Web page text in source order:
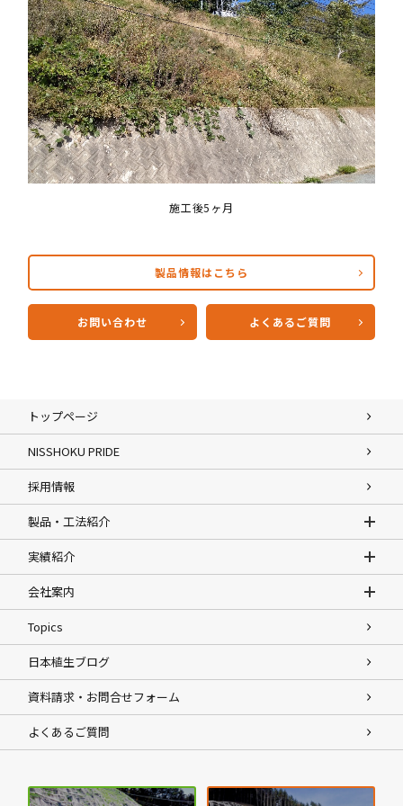
施工後5ヶ月
製品情報はこちら
お問い合わせ よくあるご質問
トップページ
NISSHOKU PRIDE
採用情報
製品・工法紹介
実績紹介
会社案内
Topics
日本植生ブログ
資料請求・お問合せフォーム
よくあるご質問